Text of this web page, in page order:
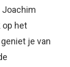
Joachim
op het
je van